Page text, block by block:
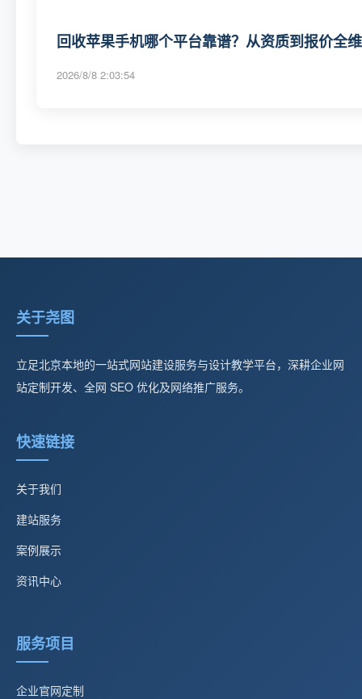
回收苹果手机哪个平台靠谱？从资质到报价全
2026/8/8 2:03:54
关于尧图
立足北京本地的一站式网站建设服务与设计教学平台，深耕企业网
站定制开发、全网 SEO 优化及网络推广服务。
快速链接
关于我们
建站服务
案例展示
资讯中心
服务项目
企业官网定制